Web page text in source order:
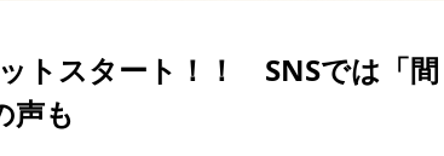
トスタート！！ SNSでは「間
声も